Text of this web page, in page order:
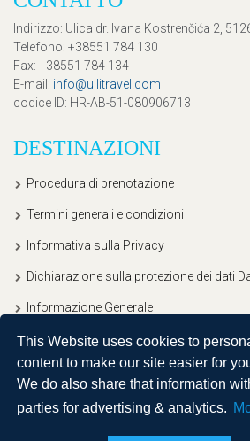
This Website uses cookies to
content to make our site easier for
We do also share that information
parties for advertising & analytics.
Indirizzo: Ulica dr. Ivana Kostrenčića 2,
Telefono: +38551 784 130
Fax: +38551 784 134
E-mail : info@ullitravel.com
codice ID: HR-AB-51-080906713
DESTINAZIONI
Procedura di prenotazione
Termini generali e condizioni
Informativa sulla Privacy
Dichiarazione sulla protezione dei dati
Informazione Generale
Copyright © 2020, Ullitravel |Sitemap|